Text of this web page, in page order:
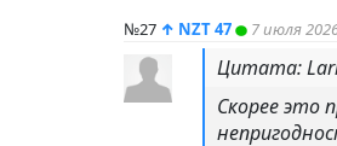
№27 ↑ NZT 47 7 июля
Цитата:
Скорее это